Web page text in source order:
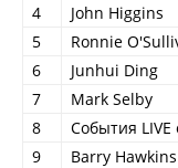
4
John Higgins
5
Ronnie
6
Junhui Ding
7
Mark Selby
8
События LIVE
9
Barry Hawkins